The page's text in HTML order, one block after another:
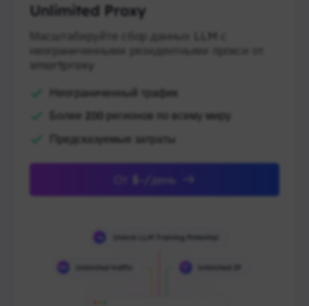
Unlimited Proxy
Масштабируйте сбор данных LLM с
неограниченными резидентными прокси от
smartproxy
Неограниченный трафик
Более 200 регионов по всему миру
Предсказуемые затраты
От $-/день